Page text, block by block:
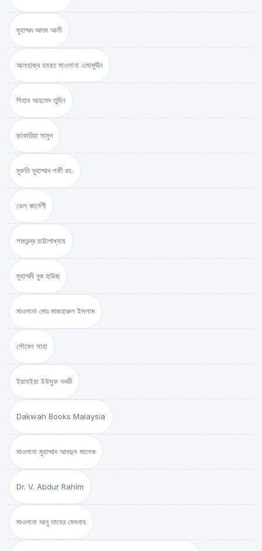
মুহাম্মদ আদম আলী
আলহাজ্ব হযরত মাওলানা এমামুদ্দীন
শিহাব আহমেদ তুহিন
জাকারিয়া মাসুদ
মুফতি মুহাম্মাদ শফী রহ.
ডেল কার্নেগী
শরৎচন্দ্র চট্টোপাধ্যায়
মুহাম্মদী বুক হাউজ
মাওলানা মোঃ মাজহারুল ইসলাম
সৌমেন সাহা
ইয়াহইয়া ইউসুফ নদভী
Dakwah Books Malaysia
মাওলানা মুহাম্মাদ আবদুল মালেক
Dr. V. Abdur Rahim
মাওলানা আবু তাহের মেসবাহ